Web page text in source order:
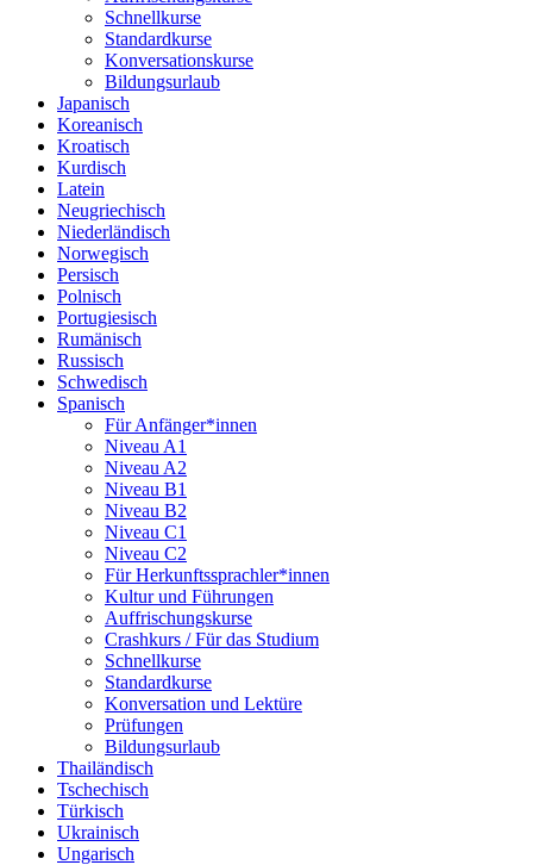
Schnellkurse
Standardkurse
Konversationskurse
Bildungsurlaub
Japanisch
Koreanisch
Kroatisch
Kurdisch
Latein
Neugriechisch
Niederländisch
Norwegisch
Persisch
Polnisch
Portugiesisch
Rumänisch
Russisch
Schwedisch
Spanisch
Für Anfänger*innen
Niveau A1
Niveau A2
Niveau B1
Niveau B2
Niveau C1
Niveau C2
Für Herkunftssprachler*innen
Kultur und Führungen
Auffrischungskurse
Crashkurs / Für das Studium
Schnellkurse
Standardkurse
Konversation und Lektüre
Prüfungen
Bildungsurlaub
Thailändisch
Tschechisch
Türkisch
Ukrainisch
Ungarisch